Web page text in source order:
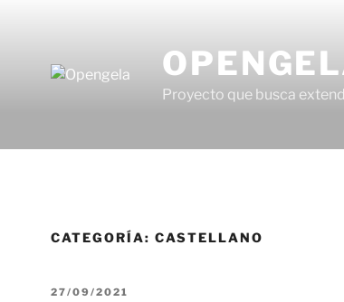
Proyecto que busca
CATEGORÍA: CASTELLANO
27/09/2021